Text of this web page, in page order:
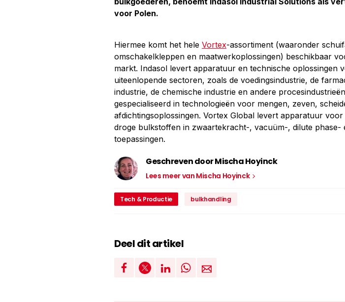
voor Polen.
Hiermee komt het hele Vortex-assortiment (waaronder
omschakelkleppen en maatwerkoplossingen) beschikbaar
markt. Indasol levert apparatuur en technische oplossingen
uiteenlopende sectoren, zoals de voedingsindustrie, de
industrie, de chemische industrie en andere
gespecialiseerd in technologieën voor mengen, zeven,
afdichtingsoplossingen. Vortex Global levert apparatuur
droge bulkstoffen in zwaartekracht-, vacuüm-, dilute phase-
toepassingen.
Geschreven door Mischa Hoyinck
Lees meer van Mischa Hoyinck
Tech & Productie bulkhandling
Deel dit artikel